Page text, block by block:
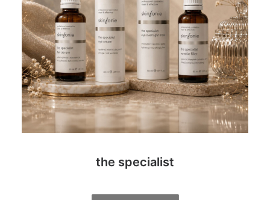
the specialist